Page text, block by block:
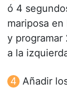
ó 4
mariposa
y programar
a la
Añadir